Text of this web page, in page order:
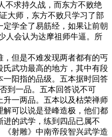
不求持久战，而东方不败绝
大师，东方不败只学习了部
学全了易筋经，如果让前朝
人会认为达摩祖师牛逼。所
，但是不难发现两者都有的丐
武功最高的地方，其中有段
阳指的品级。五本据时回答
到一品。五本回答说不可
一两品。五本以及枯荣禅师
可以说是登峰造极，他们都
的武学，练到四品已属不
射雕》中南帝段智兴武学造